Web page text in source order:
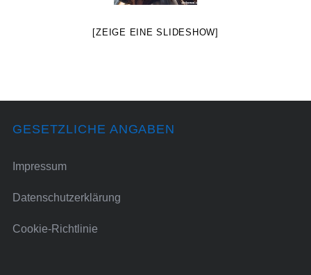
[ZEIGE EINE SLIDESHOW]
GESETZLICHE ANGABEN
Impressum
Datenschutzerklärung
Cookie-Richtlinie